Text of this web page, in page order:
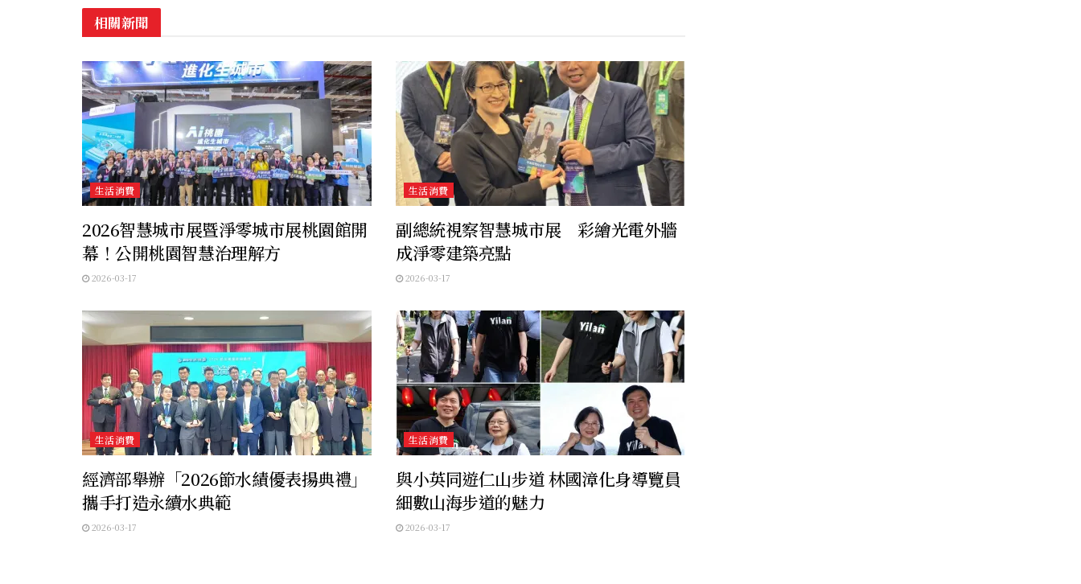
相關新聞
生活消費
2026智慧城市展暨淨零城市展桃園館開
幕！公開桃園智慧治理解方
2026-03-17
生活消費
副總統視察智慧城市展 彩繪光電外牆
成淨零建築亮點
2026-03-17
生活消費
經濟部舉辦「2026節水績優表揚典禮」
攜手打造永續水典範
2026-03-17
生活消費
與小英同遊仁山步道 林國漳化身導覽員
細數山海步道的魅力
2026-03-17